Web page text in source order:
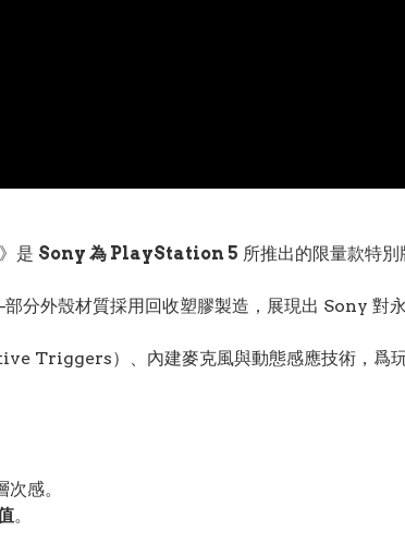
是 Sony 為 PlayStation 5 所推出的限量款特
分外殼材質採用回收塑膠製造，展現出 Sony 對永
Triggers）、內建麥克風與動態感應技術，爲玩
感。
。